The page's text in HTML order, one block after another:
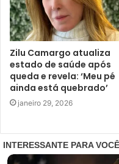
Zilu Camargo atualiza
estado de saúde após
queda e revela: ‘Meu pé
ainda está quebrado’
janeiro 29, 2026